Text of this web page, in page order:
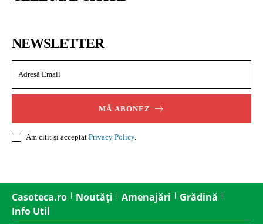
NEWSLETTER
MĂ ABONEZ
Am citit și acceptat Privacy Policy.
Casoteca.ro Noutăți Amenajări
Grădină
Info Util